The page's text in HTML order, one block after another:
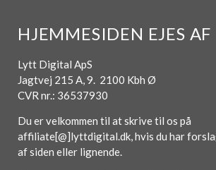
HJEMMESIDEN EJES AF
Lytt Digital ApS
Jagtvej 215 A, 9. 2100 Kbh Ø
CVR nr.: 36537930
Du er velkommen til at skrive til os på
affiliate[@]lyttdigital.dk, hvis du har
af siden eller lignende.